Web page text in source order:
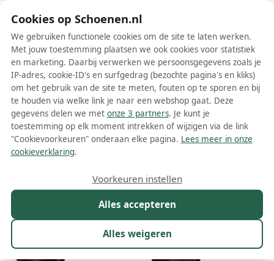
Schoenen.nl
Wis filters Alle filters
Zwarte Carmela dames
enkellaarsjes
Meer lezen
1 Kleur 1 Prijs
11 resultaten:
Cookies op Schoenen.nl
We gebruiken functionele cookies om de site te laten werken.
Met jouw toestemming plaatsen we ook cookies voor statistiek
en marketing. Daarbij verwerken we persoonsgegevens zoals je
IP-adres, cookie-ID's en surfgedrag (bezochte pagina's en kliks)
om het gebruik van de site te meten, fouten op te sporen en bij
te houden via welke link je naar een webshop gaat. Deze
gegevens delen we met onze 3 partners. Je kunt je
toestemming op elk moment intrekken of wijzigen via de link
"Cookievoorkeuren" onderaan elke pagina. Lees meer in onze
cookieverklaring.
Alles accepteren
Alles weigeren
Voorkeuren instellen